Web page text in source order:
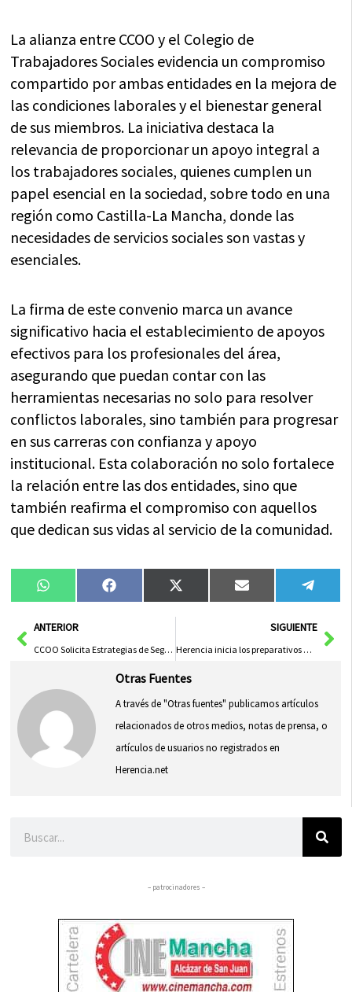
La alianza entre CCOO y el Colegio de
Trabajadores Sociales evidencia un compromiso
compartido por ambas entidades en la mejora de
las condiciones laborales y el bienestar general
de sus miembros. La iniciativa destaca la
relevancia de proporcionar un apoyo integral a
los trabajadores sociales, quienes cumplen un
papel esencial en la sociedad, sobre todo en una
región como Castilla-La Mancha, donde las
necesidades de servicios sociales son vastas y
esenciales.
La firma de este convenio marca un avance
significativo hacia el establecimiento de apoyos
efectivos para los profesionales del área,
asegurando que puedan contar con las
herramientas necesarias no solo para resolver
conflictos laborales, sino también para progresar
en sus carreras con confianza y apoyo
institucional. Esta colaboración no solo fortalece
la relación entre las dos entidades, sino que
también reafirma el compromiso con aquellos
que dedican sus vidas al servicio de la comunidad.
Compartir
en
WhatsAppCompartir
en
FacebookCompartir
en
X
(Twitter)
Compartir
en
Email
en
AntANTERIOR
CCOO Solicita Estrategias de Seguridad para Proteger al Personal Sanitario de Agresiones
SIGUIENTE
Herencia inicia los preparativos de la Feria y Fiestas de septiembre
Otras Fuentes
A través de "Otras fuentes" publicamos artículos
relacionados de otros medios, notas de prensa, o
artículos de usuarios no registrados en
Herencia.net
– patrocinadores –